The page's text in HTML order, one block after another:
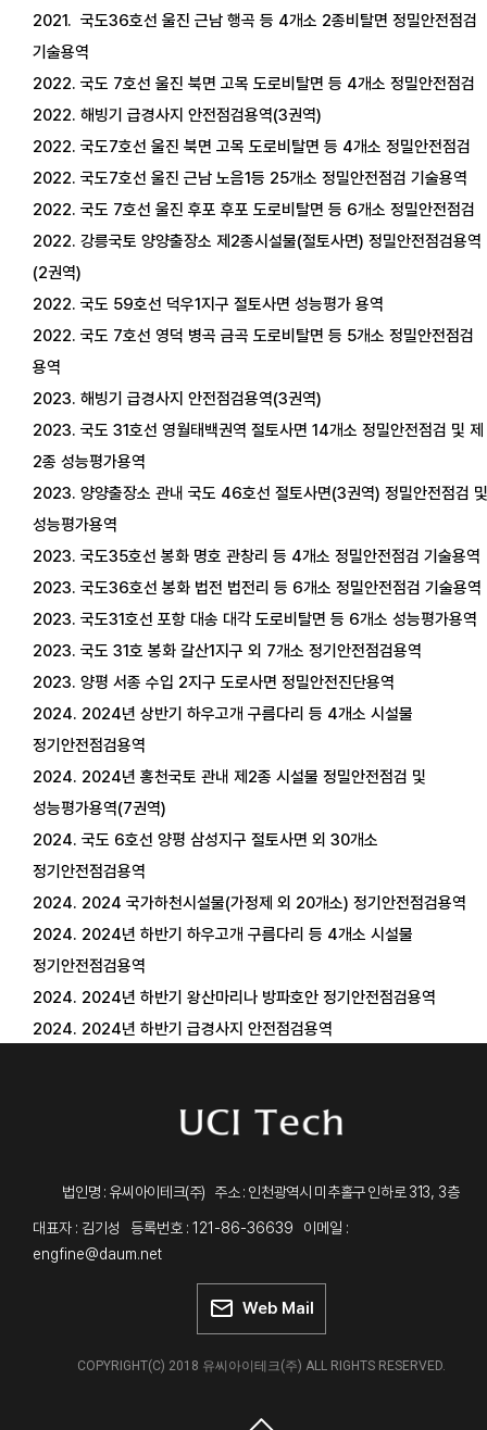
2021. 국도36호선 울진 근남 행곡 등 4개소 2종비탈면 정밀안전점검
기술용역
2022. 국도 7호선 울진 북면 고목 도로비탈면 등 4개소 정밀안전점검
2022. 해빙기 급경사지 안전점검용역(3권역)
2022. 국도7호선 울진 북면 고목 도로비탈면 등 4개소 정밀안전점검
2022. 국도7호선 울진 근남 노음1등 25개소 정밀안전점검 기술용역
2022. 국도 7호선 울진 후포 후포 도로비탈면 등 6개소 정밀안전점검
2022. 강릉국토 양양출장소 제 2종시설물(절토사면) 정밀안전점검용역
(2권역)
2022. 국도 59호선 덕우1지구 절토사면 성능평가 용역
2022. 국도 7호선 영덕 병곡 금곡 도로비탈면 등 5개소 정밀안전점검
용역
2023. 해빙기 급경사지 안전점검용역(3권역)
2023. 국도 31호선 영월태백권역 절토사면 14개소 정밀안전점검 및 제
2종 성능평가용역
2023. 양양출장소 관내 국도 46호선 절토사면(3권역) 정밀안전점검 및
성능평가용역
2023. 국도35호선 봉화 명호 관창리 등 4개소 정밀안전점검 기술용역
2023. 국도36호선 봉화 법전 법전리 등 6개소 정밀안전점검 기술용역
2023. 국도31호선 포항 대송 대각 도로비탈면 등 6개소 성능평가용역
2023. 국도 31호 봉화 갈산1지구 외 7개소 정기안전점검용역
2023. 양평 서종 수입 2지구 도로사면 정밀안전진단용역
2024. 2024년 상반기 하우고개 구름다리 등 4개소 시설물
정기안전점검용역
2024. 2024년 홍천국토 관내 제2종 시설물 정밀안전점검 및
성능평가용역(7권역)
2024. 국도 6호선 양평 삼성지구 절토사면 외 30개소
정기안전점검용역
2024. 2024 국가하천시설물(가정제 외 20개소) 정기안전점검용역
2024. 2024년 하반기 하우고개 구름다리 등 4개소 시설물
정기안전점검용역
2024. 2024년 하반기 왕산마리나 방파호안 정기안전점검용역
2024. 2024년 하반기 급경사지 안전점검용역
법인명 : 유씨아이테크(주) 주소 : 인천광역시 미추홀구 인하로 313, 3층
대표자 : 김기성 등록번호 : 121-86-36639 이메일 :
engfine@daum.net
Web Mail
COPYRIGHT(C) 2018 유씨아이테크(주) ALL RIGHTS RESERVED.